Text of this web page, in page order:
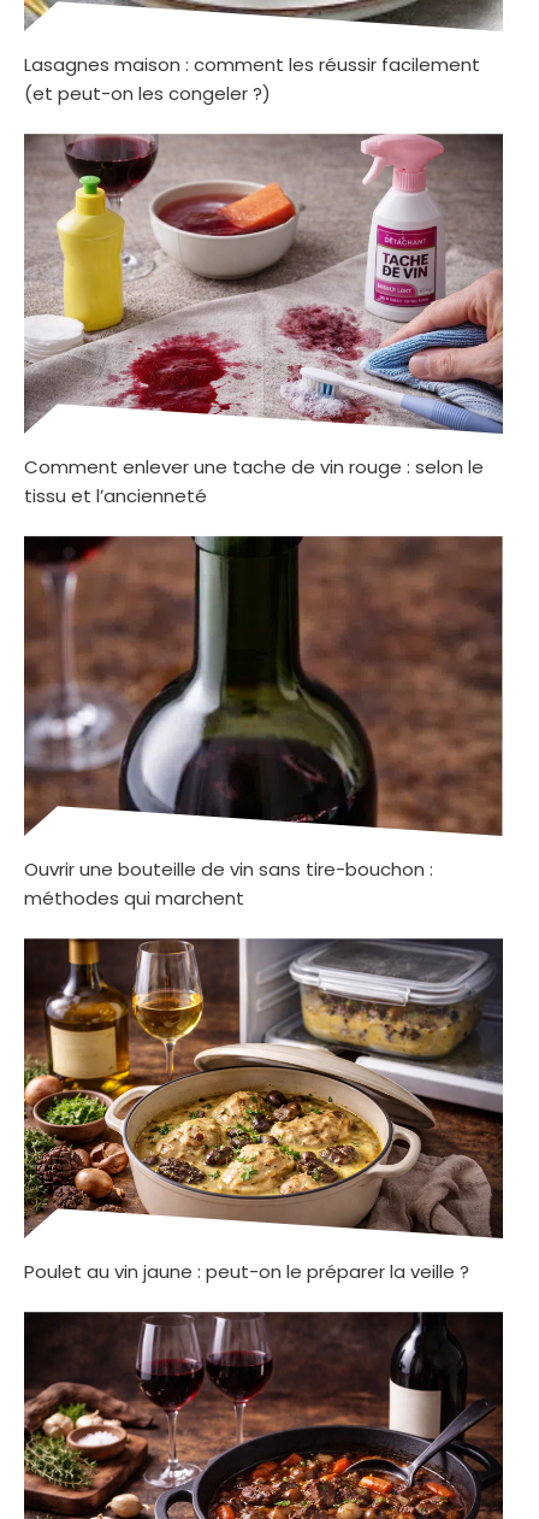
Lasagnes maison : comment les réussir facilement
(et peut-on les congeler ?)
Comment enlever une tache de vin rouge : selon le
tissu et l’ancienneté
Ouvrir une bouteille de vin sans tire-bouchon :
méthodes qui marchent
Poulet au vin jaune : peut-on le préparer la veille ?